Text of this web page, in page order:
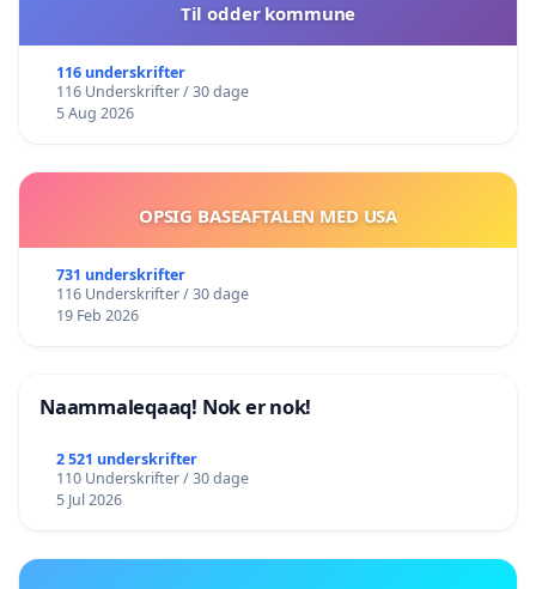
Til odder kommune
116 underskrifter
116 Underskrifter / 30 dage
5 Aug 2026
OPSIG BASEAFTALEN MED USA
731 underskrifter
116 Underskrifter / 30 dage
19 Feb 2026
Naammaleqaaq! Nok er nok!
2 521 underskrifter
110 Underskrifter / 30 dage
5 Jul 2026